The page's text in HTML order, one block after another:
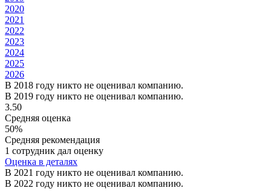
2020
2021
2022
2023
2024
2025
2026
В 2018 году никто не оценивал компанию.
В 2019 году никто не оценивал компанию.
3.50
Средняя оценка
50%
Средняя рекомендация
1 сотрудник дал оценку
Оценка в деталях
В 2021 году никто не оценивал компанию.
В 2022 году никто не оценивал компанию.